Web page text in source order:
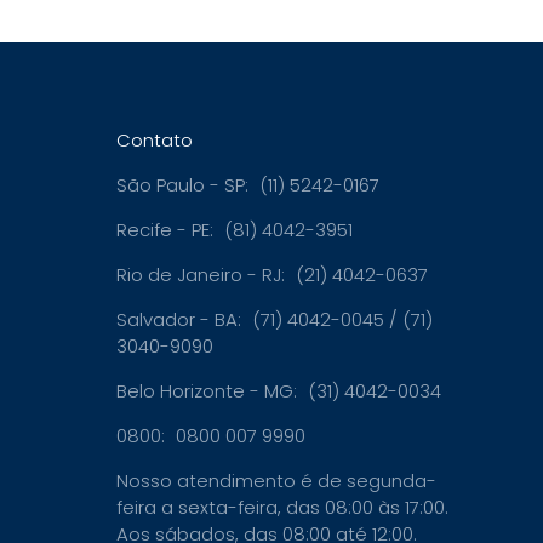
Contato
São Paulo - SP: (11) 5242-0167
Recife - PE: (81) 4042-3951
Rio de Janeiro - RJ: (21) 4042-0637
Salvador - BA: (71) 4042-0045 / (71)
3040-9090
Belo Horizonte - MG: (31) 4042-0034
0800: 0800 007 9990
Nosso atendimento é de segunda-
feira a sexta-feira, das 08:00 às 17:00.
Aos sábados, das 08:00 até 12:00.